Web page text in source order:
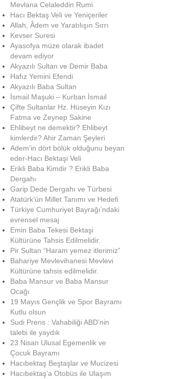
Mevlana Celaleddin Rumi
Hacı Bektaş Veli ve Yeniçeriler
Allah, Âdem ve Yaratılışın Sırrı
Kevser Suresi
Ayasofya müze olarak ibadet
devam ediyor
Akyazılı Sultan ve Demir Baba
Hafız Yemini Efendi
Akyazılı Baba Sultan
İsmail Maşuki – Kurban İsmail
Çifte Sultanlar Hz. Hüseyin Kızı
Fatma ve Zeynep Sakine
Ehlibeyt ne demektir? Ehlibeyt
kimlerdir? Ahir Zaman Şeyleri
Adem’in dört bölük olduğunu beyan
eder-Hacı Bektaşi Veli
Erikli Baba Kimdir ? Erikli Baba
Dergahı
Garip Dede Dergahı ve Türbesi
Atatürk’ün Millet Tanımı ve Hedefi
Türkiye Cumhuriyet Bayrağı’ndaki
evrensel mesaj
Emin Baba Tekesi Bektaşi
Kültürüne Tahsis Edilmelidir.
Pir Sultan “Haram yemez itlerimiz”
Bahariye Mevlevihanesi Mevlevi
Kültürüne tahsis edilmelidir.
Baba Mansur ve Baba Mansur
Ocağı
19 Mayıs Gençlik ve Spor Bayramı
Kutlu olsun
Sudi Prens : Vahabiliği ABD’nin
talebi ile yaydık
23 Nisan Ulusal Egemenlik ve
Çocuk Bayramı
Hacıbektaş Beştaşlar ve Mucizesi
Hacıbektaş’a Otobüs ile Ulaşım